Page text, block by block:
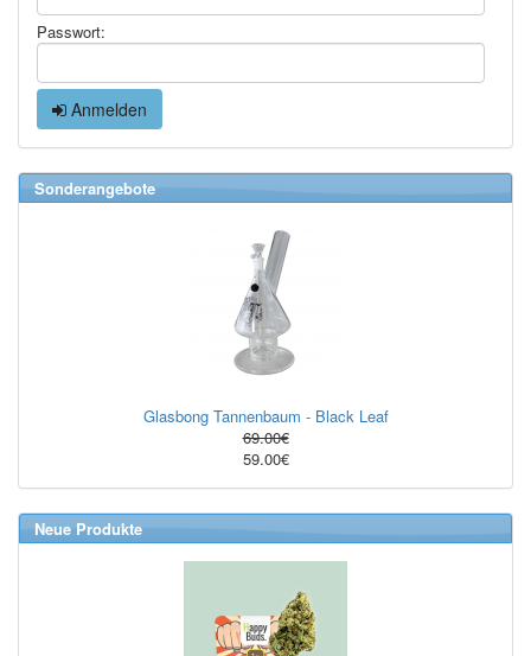
Passwort:
Anmelden
Sonderangebote
Glasbong Tannenbaum - Black Leaf
69.00€
59.00€
Neue Produkte